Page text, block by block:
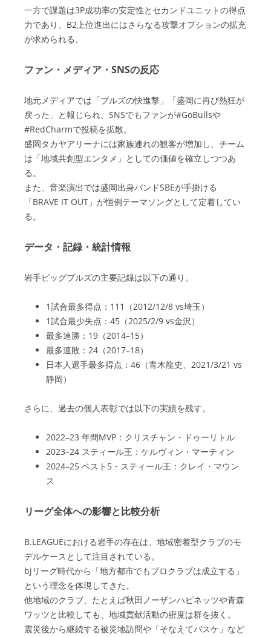
一方で課題は3P成功率の安定性とセカンドユニットの得点
力であり、B2上位進出にはさらなる攻撃オプションの拡充
が求められる。
ファン・メディア・SNSの反応
地元メディアでは「ブルズの快進撃」「盛岡に再び熱狂が
戻った」と報じられ、SNSでもファンが#GoBullsや
#RedCharmで投稿を拡散。
盛岡タカヤアリーナには家族連れの観客が増加し、チーム
は「地域共創型エンタメ」としての価値を確立しつつあ
る。
また、音楽演出では盛岡出身バンドSBEが手掛ける
「BRAVE IT OUT」が恒例テーマソングとして定着してい
る。
データ・記録・統計情報
岩手ビッグブルズの主要記録は以下の通り。
1試合最多得点：111（2012/12/8 vs埼玉）
1試合最少失点：45（2025/2/9 vs金沢）
最多連勝：19（2014–15）
最多連敗：24（2017–18）
日本人選手最多得点：46（青木龍史、2021/3/21 vs
静岡）
さらに、過去の個人表彰では以下の実績を残す。
2022–23 年間MVP：クリスチャン・ドゥーリトル
2023–24 スティール王：ケルヴィン・マーティン
2024–25 ベスト5・スティール王：クレイ・マウン
ス
リーグ全体への影響と比較分析
B.LEAGUEにおける岩手の存在は、地域密着型クラブのモ
デルケースとして注目されている。
bjリーグ時代から「地方都市でもプロクラブは成立する」
という理念を体現してきた。
他地域のクラブ、たとえば秋田ノーザンハピネッツや青森
ワッツと比較しても、地域貢献活動の密度は群を抜く。
震災後から継続する被災地訪問や「そなえてバスケ」など